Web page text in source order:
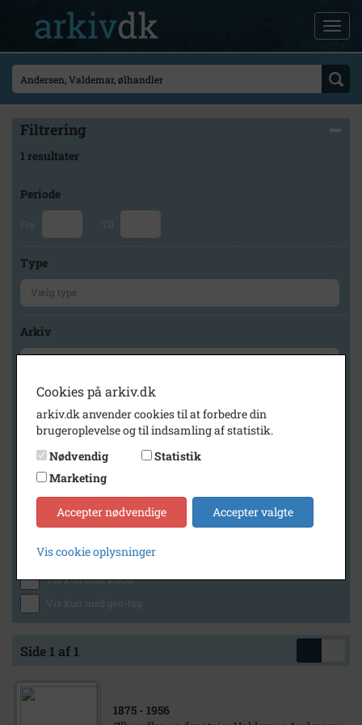
Filtrering
1 resultater
Periode
Fra Til
Type
Arkiv
Geografi
Generelt
Vis kun med billeder
Vis kun med lydklip
Vis kun med kilder
Vis kun med geo-tag
Side 1 af 1
1875 - 1956
Cookies på arkiv.dk
arkiv.dk anvender cookies til at forbedre din
brugeroplevelse og til indsamling af statistik.
Nødvendig
Statistik
Marketing
Accepter nødvendige Accepter valgte
Vis cookie oplysninger